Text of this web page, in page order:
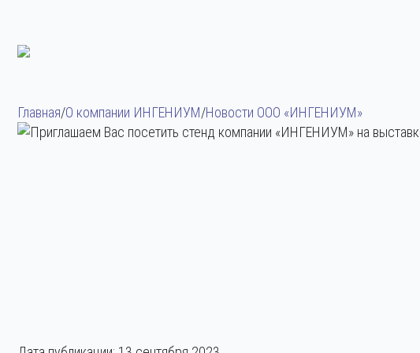
Главная/О компании ИНГЕНИУМ/Новости ООО «ИНГЕНИУМ»